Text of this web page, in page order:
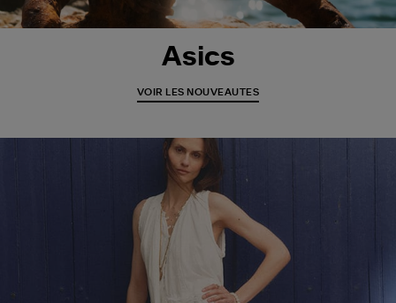
Asics
VOIR LES NOUVEAUTES